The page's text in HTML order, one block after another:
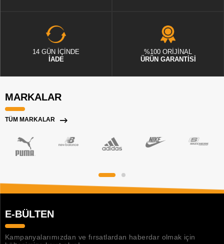
14 GÜN İÇİNDE
İADE
%100 ORİJİNAL
ÜRÜN GARANTİSİ
MARKALAR
TÜM MARKALAR
E-BÜLTEN
Kampanyalarımızdan ve fırsatlardan haberdar olmak için